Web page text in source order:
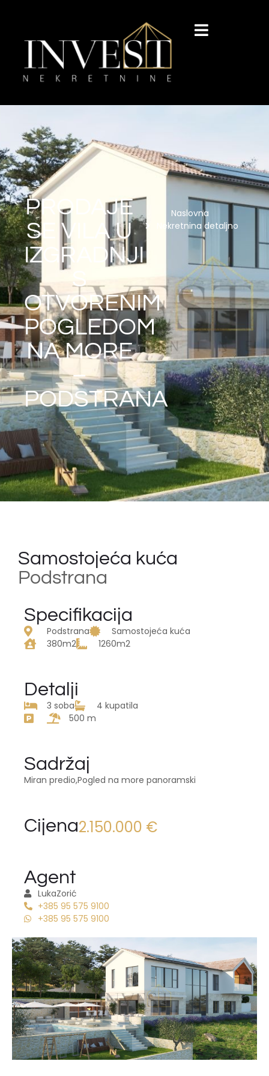
PRODAJE
SE VILA U
IZGRADNJI
S
OTVORENIM
POGLEDOM
NA MORE
–
PODSTRANA
Naslovna
Nekretnina detaljno
Samostojeća kuća
Podstrana
Specifikacija
Podstrana
Samostojeća kuća
380m2
1260m2
Detalji
3 soba
4 kupatila
500 m
Sadržaj
Miran predio,Pogled na more panoramski
Cijena2.150.000 €
Agent
LukaZorić
+385 95 575 9100
+385 95 575 9100